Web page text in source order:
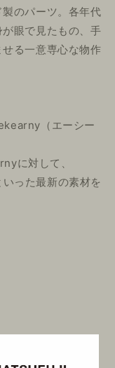
のパーツ。各年代
眼で見たもの、手
る一意専心な物作
（エーシー
に対して、
った最新の素材を